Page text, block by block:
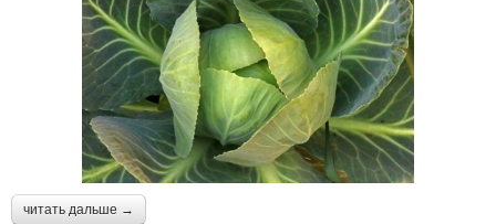
читать дальше →